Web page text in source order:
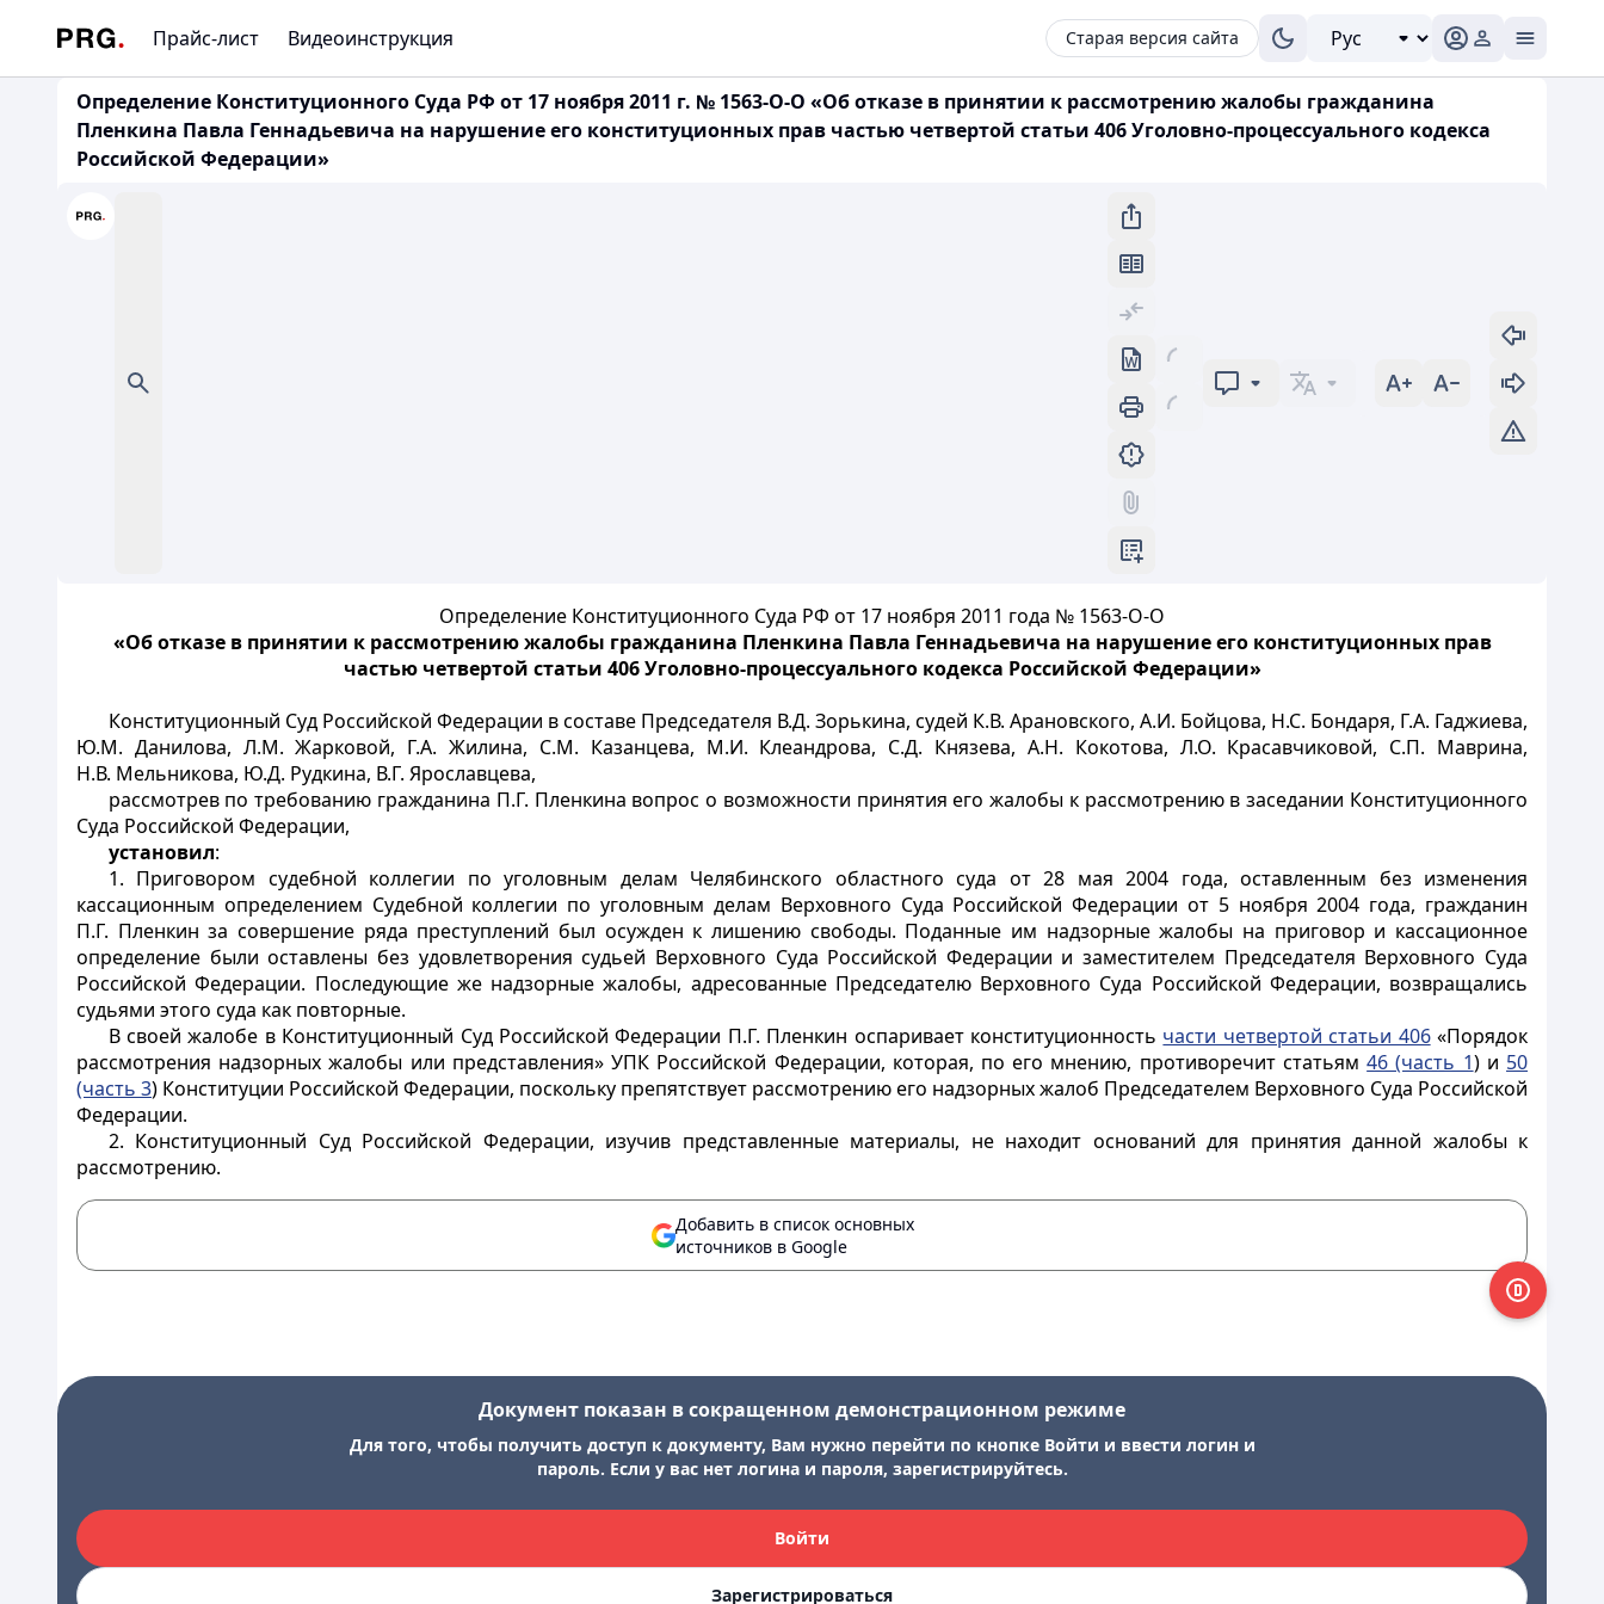
Прайс-лист Видеоинструкция Старая версия сайта
Определение Конституционного Суда РФ от 17 ноября 2011 г. № 1563-О-О «Об отказе в принятии к рассмотрению жалобы гражданина
Пленкина Павла Геннадьевича на нарушение его конституционных прав частью четвертой статьи 406 Уголовно-процессуального кодекса
Российской Федерации»
Определение Конституционного Суда РФ от 17 ноября 2011 года № 1563-О-О
«Об отказе в принятии к рассмотрению жалобы гражданина Пленкина Павла Геннадьевича на нарушение его конституционных прав
частью четвертой статьи 406 Уголовно-процессуального кодекса Российской Федерации»
Конституционный Суд Российской Федерации в составе Председателя В.Д. Зорькина, судей К.В. Арановского, А.И. Бойцова, Н.С. Бондаря, Г.А. Гаджиева,
Ю.М. Данилова, Л.М. Жарковой, Г.А. Жилина, С.М. Казанцева, М.И. Клеандрова, С.Д. Князева, А.Н. Кокотова, Л.О. Красавчиковой, С.П. Маврина,
Н.В. Мельникова, Ю.Д. Рудкина, В.Г. Ярославцева,
рассмотрев по требованию гражданина П.Г. Пленкина вопрос о возможности принятия его жалобы к рассмотрению в заседании Конституционного
Суда Российской Федерации,
установил:
1. Приговором судебной коллегии по уголовным делам Челябинского областного суда от 28 мая 2004 года, оставленным без изменения
кассационным определением Судебной коллегии по уголовным делам Верховного Суда Российской Федерации от 5 ноября 2004 года, гражданин
П.Г. Пленкин за совершение ряда преступлений был осужден к лишению свободы. Поданные им надзорные жалобы на приговор и кассационное
определение были оставлены без удовлетворения судьей Верховного Суда Российской Федерации и заместителем Председателя Верховного Суда
Российской Федерации. Последующие же надзорные жалобы, адресованные Председателю Верховного Суда Российской Федерации, возвращались
судьями этого суда как повторные.
В своей жалобе в Конституционный Суд Российской Федерации П.Г. Пленкин оспаривает конституционность части четвертой статьи 406«Порядок
рассмотрения надзорных жалобы или представления» УПК Российской Федерации, которая, по его мнению, противоречит статьям46 (часть 1) и 50
(часть 3) Конституции Российской Федерации, поскольку препятствует рассмотрению его надзорных жалоб Председателем Верховного Суда Российской
Федерации.
2. Конституционный Суд Российской Федерации, изучив представленные материалы, не находит оснований для принятия данной жалобы к
рассмотрению.
Добавить в список основных
источников в Google
Документ показан в сокращенном демонстрационном режиме
Для того, чтобы получить доступ к документу, Вам нужно перейти по кнопке Войти и ввести логин и
пароль. Если у вас нет логина и пароля, зарегистрируйтесь.
Войти
Зарегистрироваться